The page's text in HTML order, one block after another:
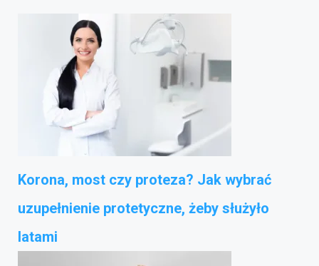
Korona, most czy proteza? Jak wybrać
uzupełnienie protetyczne, żeby służyło
latami